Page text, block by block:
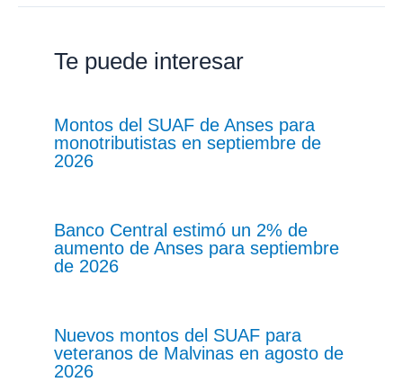
Te puede interesar
Montos del SUAF de Anses para
monotributistas en septiembre de
2026
Banco Central estimó un 2% de
aumento de Anses para septiembre
de 2026
Nuevos montos del SUAF para
veteranos de Malvinas en agosto de
2026